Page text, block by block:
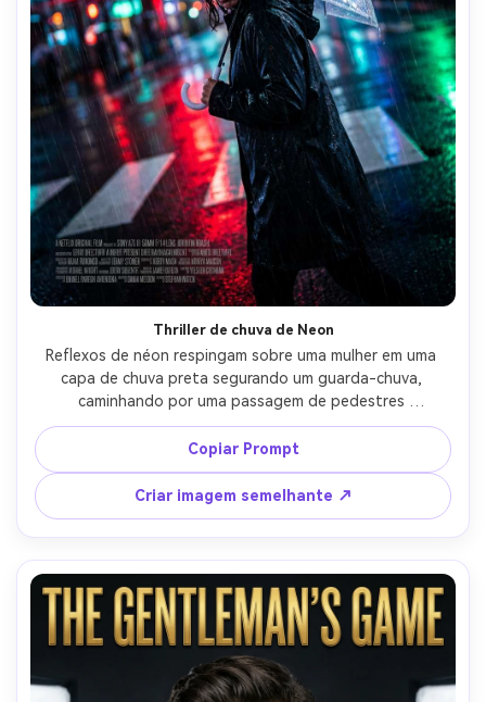
Thriller de chuva de Neon
Reflexos de néon respingam sobre uma mulher em uma
capa de chuva preta segurando um guarda-chuva,
caminhando por uma passagem de pedestres
movimentada da cidade à noite com listras de chuva,
iluminação de néon de alto contraste, estilo de pôster de
streaming-thriller com espaço de título claro e bloco de
créditos, Sony A7S III, 50mm f/1.4, ângulo cinematográfico
ligeiramente inclinado, humor intenso, gotas de água
realistas, foco nítido, alta resolução-AR 4:5
Copiar Prompt
Criar imagem semelhante ↗